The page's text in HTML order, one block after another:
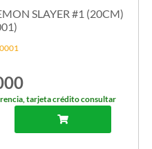
SLAYER #1 (20CM)
tarjeta crédito consultar